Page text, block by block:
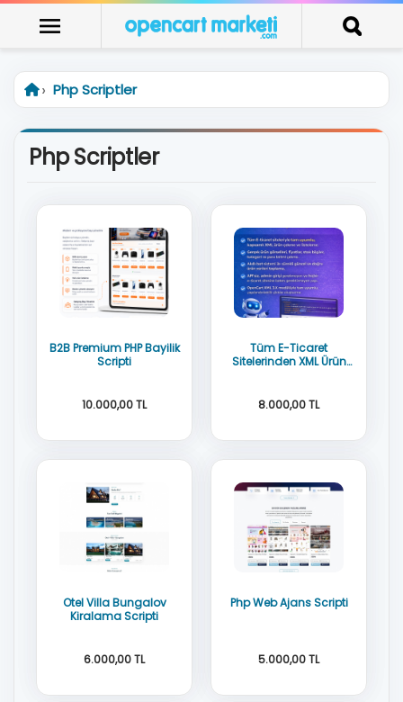
Php Scriptler
Php Scriptler
B2B Premium PHP Bayilik
Scripti
10.000,00 TL
DOMAİN LİSANSLI
Premium
Tüm E-Ticaret
Sitelerinden XML Ürün
8.000,00 TL
AÇIK KAYNAK KOD
DOMAİN LİSANS YOK
Otel Villa Bungalov
Kiralama Scripti
6.000,00 TL
Php Web Ajans Scripti
5.000,00 TL